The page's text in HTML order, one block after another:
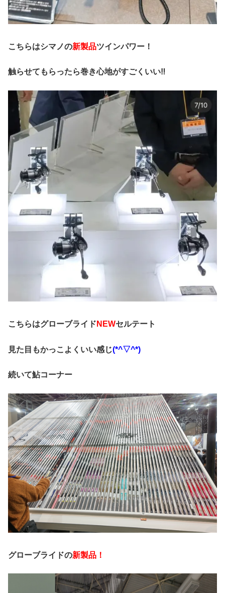
こちらはシマノの新製品ツインパワー！
触らせてもらったら巻き心地がすごくいい‼
こちらはグローブライド NEWセルテート
見た目もかっこよくいい感じ(*^▽^*)
続いて鮎コーナー
グローブライドの新製品！